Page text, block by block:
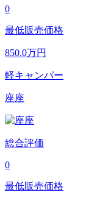
0
最低販売価格
850.0万円
軽キャンパー
座座
総合評価
0
最低販売価格